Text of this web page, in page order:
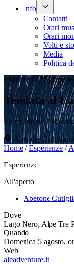
Info
Contatti
Orari
Orari
Volti e
Media
Politica
Esperienze /All'aperto
Tendata al
Le vallate
Abetone Cutigliano
Home /Esperienze /
Esperienze
All'aperto
Abetone
Dove
Lago Nero, Alpe Tre
Quando
Domenica 5 agosto,
Web
aleadventure.it